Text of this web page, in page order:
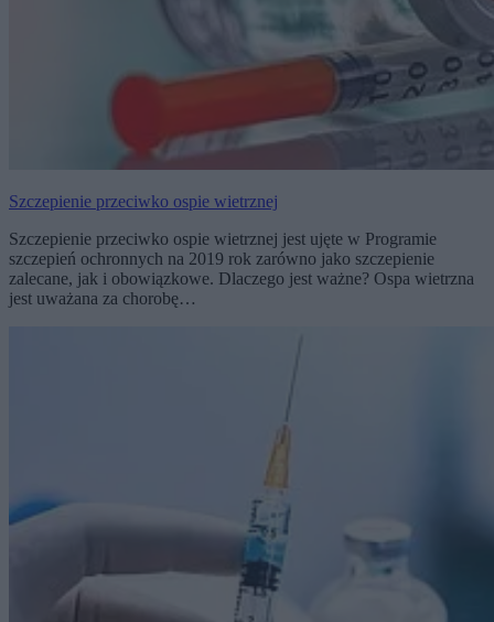
Szczepienie przeciwko ospie wietrznej
Szczepienie przeciwko ospie wietrznej jest ujęte w Programie
szczepień ochronnych na 2019 rok zarówno jako szczepienie
zalecane, jak i obowiązkowe. Dlaczego jest ważne? Ospa wietrzna
jest uważana za chorobę…